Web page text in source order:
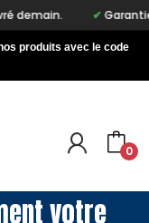
Garantie
produits avec le code
0
votre